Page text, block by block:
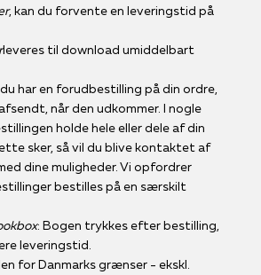
, kan du forvente en leveringstid på
leveres til download umiddelbart
har en forudbestilling på din ordre,
når den udkommer. I nogle
holde hele eller dele af din
sker, så vil du blive kontaktet af
dine muligheder. Vi opfordrer
bestilles på en særskilt
: Bogen trykkes efter bestilling,
leveringstid.
for Danmarks grænser - ekskl.